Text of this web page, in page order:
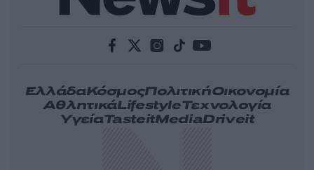
ΕλλάδαΚόσμοςΠολιτικήΟικονομία
ΑθλητικάLifestyleΤεχνολογία
ΥγείαTasteitMediaDriveit